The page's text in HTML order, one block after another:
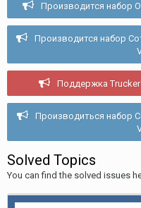
Производится набор
Производится набор
Поддержка
Производиться набор
Solved Topics
You can find the solved issues